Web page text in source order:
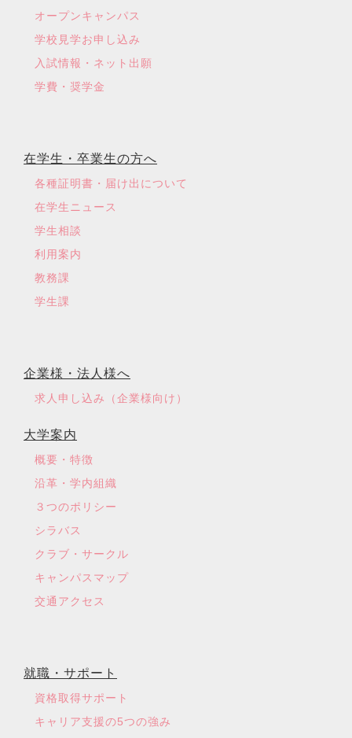
オープンキャンパス
学校見学お申し込み
入試情報・ネット出願
学費・奨学金
在学生・卒業生の方へ
各種証明書・届け出について
在学生ニュース
学生相談
利用案内
教務課
学生課
企業様・法人様へ
求人申し込み（企業様向け）
大学案内
概要・特徴
沿革・学内組織
３つのポリシー
シラバス
クラブ・サークル
キャンパスマップ
交通アクセス
就職・サポート
資格取得サポート
キャリア支援の5つの強み